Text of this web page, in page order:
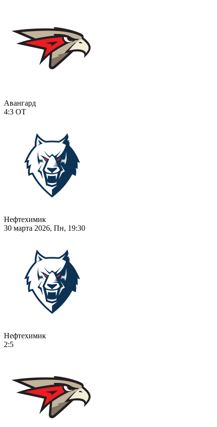
Авангард
4:3 ОТ
Нефтехимик
30 марта 2026, Пн, 19:30
Нефтехимик
2:5